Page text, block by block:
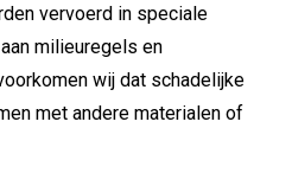
vervoerd in speciale
milieuregels en
wij dat schadelijke
met andere materialen of